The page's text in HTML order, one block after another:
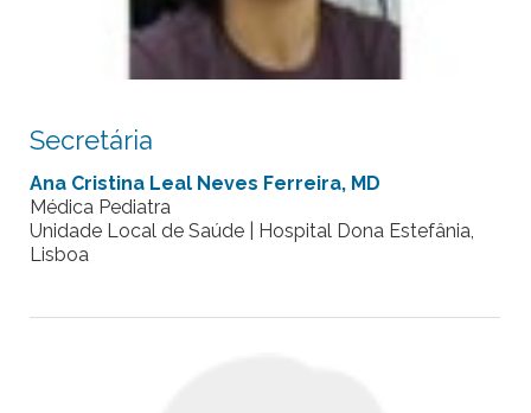
Secretária
Ana Cristina Leal Neves Ferreira, MD
Médica Pediatra
Unidade Local de Saúde | Hospital Dona Estefânia,
Lisboa